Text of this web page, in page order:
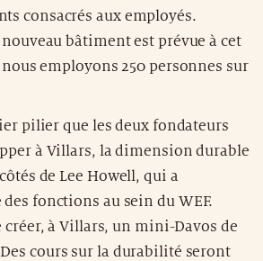
consacrés aux employés.
nouveau bâtiment est prévue à cet
employons 250 personnes sur
pilier que les deux fondateurs
à Villars, la dimension durable
de Lee Howell, qui a
fonctions au sein du WEF.
créer, à Villars, un mini-Davos de
cours sur la durabilité seront